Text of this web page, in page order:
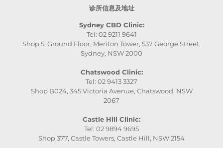
诊所信息及地址
Sydney CBD Clinic:
Tel: 02 9211 9641
Shop 5, Ground Floor, Meriton Tower, 537 George Street,
Sydney, NSW 2000
Chatswood Clinic:
Tel: 02 9413 3327
Shop B024, 345 Victoria Avenue, Chatswood, NSW
2067
Castle Hill Clinic:
Tel: 02 9894 9695
Shop 377, Castle Towers, Castle Hill, NSW 2154